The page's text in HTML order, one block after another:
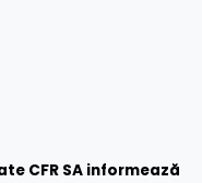
CFR SA informează